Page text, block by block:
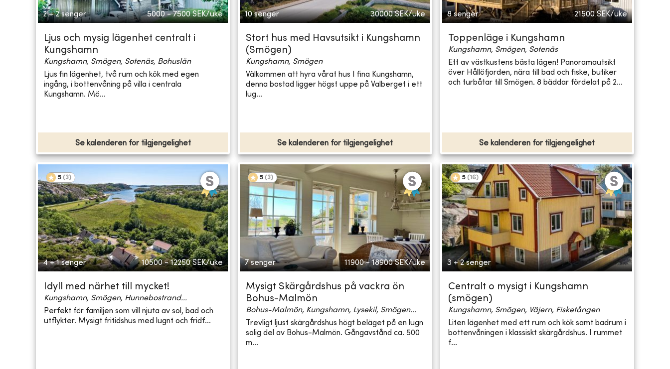
2 + 2 senger 5000 - 7500 SEK/uke
Ljus och mysig lägenhet centralt i
Kungshamn
Kungshamn, Smögen, Sotenäs, Bohuslän
Ljus fin lägenhet, två rum och kök med egen
ingång, i bottenvåning på villa i centrala
Kungshamn. Mö...
Se kalenderen for tilgjengelighet
10 senger 30000 SEK/uke
Stort hus med Havsutsikt i Kungshamn
(Smögen)
Kungshamn, Smögen
Välkommen att hyra vårat hus I fina Kungshamn,
denna bostad ligger högst uppe på Valberget i ett
lug...
Se kalenderen for tilgjengelighet
8 senger 21500 SEK/uke
Toppenläge i Kungshamn
Kungshamn, Smögen, Sotenäs
Ett av västkustens bästa lägen! Panoramautsikt
över Hållöfjorden, nära till bad och fiske, butiker
och turbåtar till Smögen. 8 bäddar fördelat på 2...
Se kalenderen for tilgjengelighet
5 (3)
4 + 1 senger 10500 - 12250 SEK/uke
Idyll med närhet till mycket!
Kungshamn, Smögen, Hunnebostrand...
Perfekt för familjen som vill njuta av sol, bad och
utflykter. Mysigt fritidshus med lugnt och fridf...
5 (3)
7 senger 11900 - 18900 SEK/uke
Mysigt Skärgårdshus på vackra ön
Bohus-Malmön
Bohus-Malmön, Kungshamn, Lysekil, Smögen...
Trevligt ljust skärgårdshus högt beläget på en lugn
solig del av Bohus-Malmön. Gångavstånd ca. 500
m...
5 (16)
3 + 2 senger
Centralt o mysigt i Kungshamn
(smögen)
Kungshamn, Smögen, Väjern, Fisketången
Liten lägenhet med ett rum och kök samt badrum i
bottenvåningen i klassiskt skärgårdshus. I rummet
f...